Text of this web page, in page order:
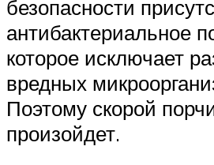
безопасности
антибактериальное
которое исключает
вредных
Поэтому скорой
произойдет.